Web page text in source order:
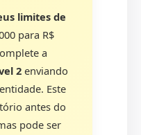
limites de
para R$
a
2 enviando
Este
antes do
pode ser